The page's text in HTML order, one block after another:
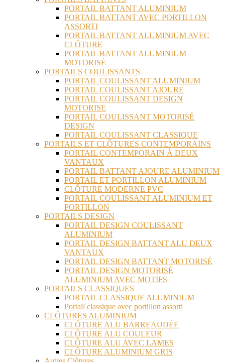
PORTAIL BATTANT ALUMINIUM
PORTAIL BATTANT AVEC PORTILLON
ASSORTI
PORTAIL BATTANT ALUMINIUM AVEC
CLÔTURE
PORTAIL BATTANT ALUMINIUM
MOTORISÉ
PORTAILS COULISSANTS
PORTAIL COULISSANT ALUMINIUM
PORTAIL COULISSANT AJOURE
PORTAIL COULISSANT DESIGN
MOTORISE
PORTAIL COULISSANT MOTORISÉ
DESIGN
PORTAIL COULISSANT CLASSIQUE
PORTAILS ET CLÔTURES CONTEMPORAINS
PORTAIL CONTEMPORAIN À DEUX
VANTAUX
PORTAIL BATTANT AJOURE ALUMINIUM
PORTAIL ET PORTILLON ALUMINIUM
CLÔTURE MODERNE PVC
PORTAIL COULISSANT ALUMINIUM ET
PORTILLON
PORTAILS DESIGN
PORTAIL DESIGN COULISSANT
ALUMINIUM
PORTAIL DESIGN BATTANT ALU DEUX
VANTAUX
PORTAIL DESIGN BATTANT MOTORISÉ
PORTAIL DESIGN MOTORISÉ
ALUMINIUM AVEC MOTIFS
PORTAILS CLASSIQUES
PORTAIL CLASSIQUE ALUMINIUM
Portail classique avec portillon assorti
CLÔTURES ALUMINIUM
CLÔTURE ALU BARREAUDÉE
CLÔTURE ALU COULEUR
CLÔTURE ALU AVEC LAMES
CLÔTURE ALUMINIUM GRIS